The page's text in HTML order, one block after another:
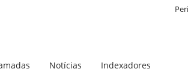
Notícias Indexadores